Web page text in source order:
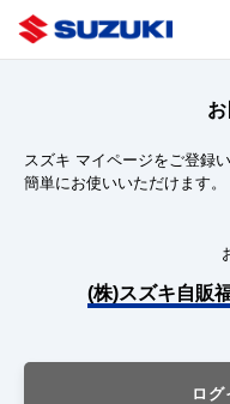
スズキ マイページをご登録
簡単にお使いいただけます。
(株)スズキ自販
ロ